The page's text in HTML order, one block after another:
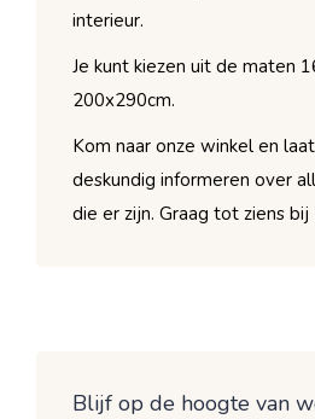
interieur.
Je kunt kiezen uit de maten
200x290cm.
Kom naar onze winkel en
deskundig informeren over
die er zijn. Graag tot ziens
Blijf op de hoogte van